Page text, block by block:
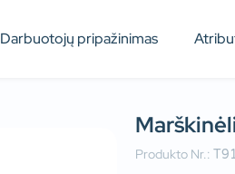
Darbuotojų pripažinimas
Produkto Nr.: